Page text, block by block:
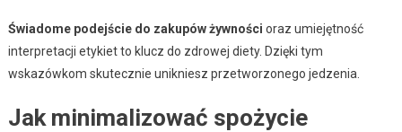
Świadome podejście do zakupów żywności oraz umiejętność
interpretacji etykiet to klucz do zdrowej diety. Dzięki tym
wskazówkom skutecznie unikniesz przetworzonego jedzenia.
Jak minimalizować spożycie